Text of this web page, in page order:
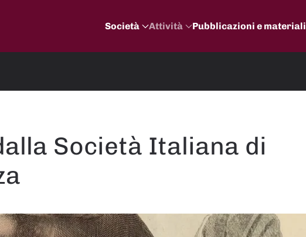
Società Attività Pubblicazioni e materiali
Società Italiana di